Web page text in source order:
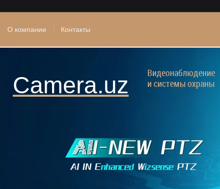
О компании Контакты
Camera.uz
Видеонаблюдение
и системы охраны